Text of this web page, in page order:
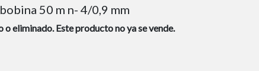
50 m n- 4/0,9 mm
eliminado. Este producto no ya se vende.